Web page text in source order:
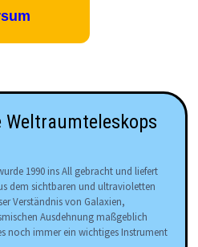
Weltraumteleskops
1990 ins All gebracht und liefert
dem sichtbaren und ultravioletten
Verständnis von Galaxien,
Ausdehnung maßgeblich
noch immer ein wichtiges Instrument